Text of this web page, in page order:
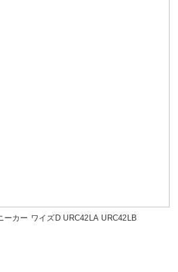
ーカー ワイズD URC42LA URC42LB